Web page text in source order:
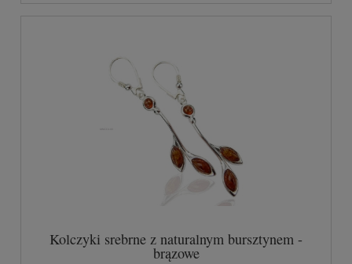
Kolczyki srebrne z naturalnym bursztynem -
brązowe